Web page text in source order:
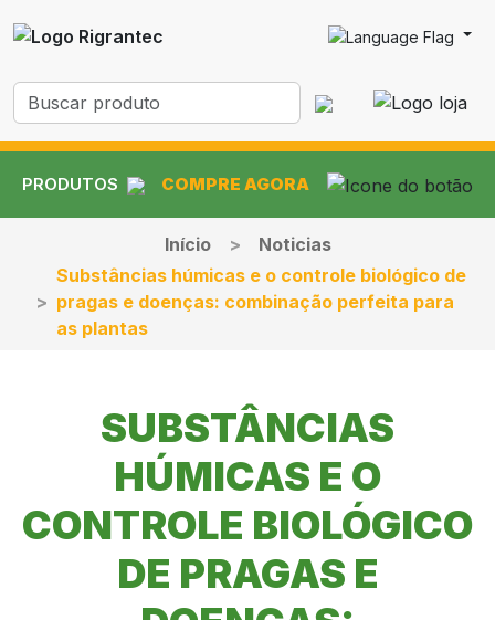
PRODUTOS COMPRE AGORA
Início
Noticias
Substâncias húmicas e o controle biológico de
pragas e doenças: combinação perfeita para
as plantas
SUBSTÂNCIAS
HÚMICAS E O
CONTROLE BIOLÓGICO
DE PRAGAS E